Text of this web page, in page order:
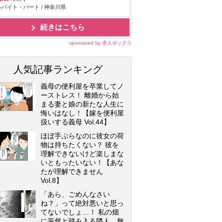
バイト・パート / 神奈川県
続きはこちら
sponsored by 求人ボックス
人気記事ランキング
義母の便利屋を卒業してノ
ーストレス！ 離婚から始
まる妻と娘の新たな人生に
悔いはなし！【嫁を便利屋
扱いする義母 Vol.44】
ほぼ手ぶらなのに彼女の荷
物は持ちたくない？ 彼を
理解できないけど楽しまな
いともったいない！【あな
たが理解できません
Vol.8】
「あら、ごめんなさい
ね？」って絶対悪いと思っ
てないでしょ…！ 私の畑